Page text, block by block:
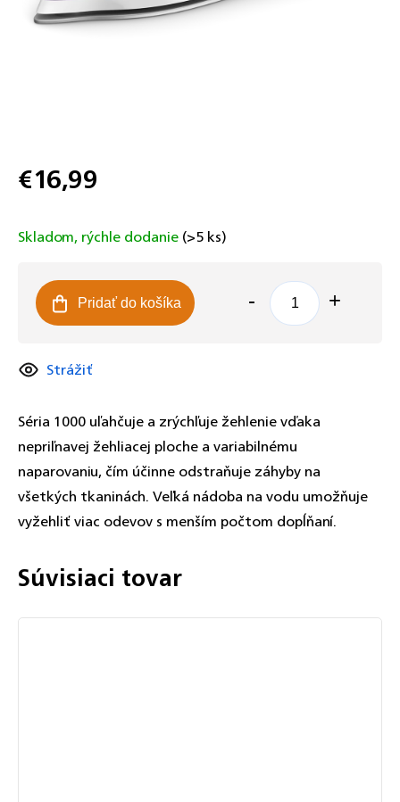
€16,99
cena:
Skladom, rýchle dodanie(>5 ks)
Pridať do košíka
Séria 1000 uľahčuje a zrýchľuje žehlenie vďaka
nepriľnavej žehliacej ploche a variabilnému
naparovaniu, čím účinne odstraňuje záhyby na
všetkých tkaninách. Veľká nádoba na vodu umožňuje
vyžehliť viac odevov s menším počtom dopĺňaní.
Strážiť
Súvisiaci tovar